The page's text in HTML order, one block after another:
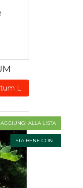
L.
AGGIUNGI ALLA LISTA
STA BENE CON...